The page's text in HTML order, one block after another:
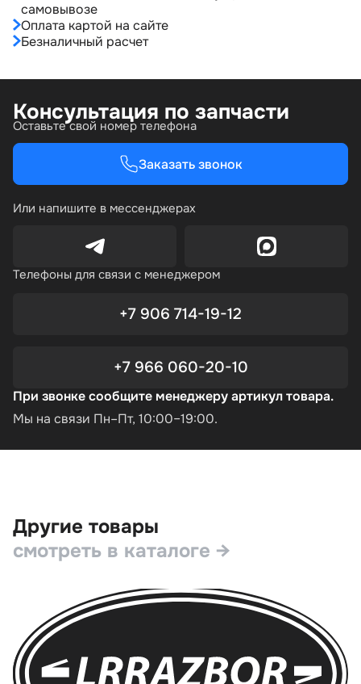
самовывозе
Оплата картой на сайте
Безналичный расчет
Консультация по запчасти
Оставьте свой номер телефона
Заказать звонок
Или напишите в мессенджерах
Телефоны для связи с менеджером
+7 906 714-19-12
+7 966 060-20-10
При звонке сообщите менеджеру артикул товара.
Мы на связи Пн–Пт, 10:00–19:00.
Другие товары
смотреть в каталоге →